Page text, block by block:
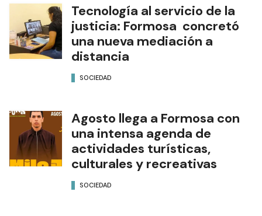
Tecnología al servicio de la
justicia: Formosa concretó
una nueva mediación a
distancia
SOCIEDAD
Agosto llega a Formosa con
una intensa agenda de
actividades turísticas,
culturales y recreativas
SOCIEDAD